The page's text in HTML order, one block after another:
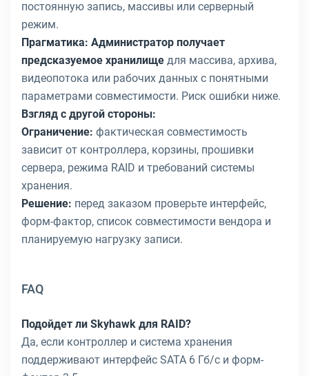
постоянную запись, массивы или серверный
режим.
Прагматика: Администратор получает
предсказуемое хранилище для массива, архива,
видеопотока или рабочих данных с понятными
параметрами совместимости. Риск ошибки ниже.
Взгляд с другой стороны:
Ограничение: фактическая совместимость
зависит от контроллера, корзины, прошивки
сервера, режима RAID и требований системы
хранения.
Решение: перед заказом проверьте интерфейс,
форм-фактор, список совместимости вендора и
планируемую нагрузку записи.
FAQ
Подойдет ли Skyhawk для RAID?
Да, если контроллер и система хранения
поддерживают интерфейс SATA 6 Гб/с и форм-